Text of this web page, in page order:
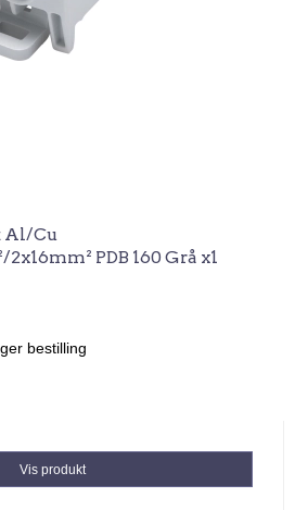
Al/Cu
PDB 160 Grå x1
bestilling
Vis produkt